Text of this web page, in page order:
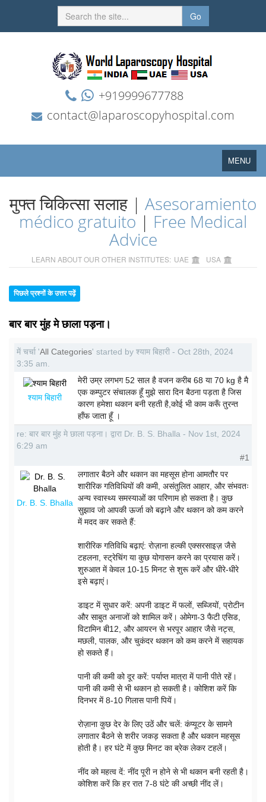
Go
+919999677788
contact@laparoscopyhospital.com
Toggle
navigation
MENU
मुफ्त चिकित्सा सलाह | Asesoramiento
médico gratuito| Free Medical
Advice
LEARN ABOUT OUR OTHER INSTITUTES: UAE USA
पिछले प्रश्नों के उत्तर पढ़ें
बार बार मुंह मे छाला पड़ना।
में चर्चा 'All Categories' started by श्याम बिहारी - Oct 28th, 2024
3:35 am.
श्याम बिहारी
मेरी उम्र लगभग 52 साल है वजन करीब 68 या 70 kg है मै
एक कम्पुटर संचालक हूँ मुझे सारा दिन बैठना पड़ता है जिस
कारण हमेशा थकान बनी रहती है,कोई भी काम करूँ तुरन्त
हाँफ जाता हूँ ।
re: बार बार मुंह मे छाला पड़ना। द्वारा Dr. B. S. Bhalla - Nov 1st, 2024
6:29 am
#1
Dr. B. S. Bhalla
लगातार बैठने और थकान का महसूस होना आमतौर पर
शारीरिक गतिविधियों की कमी, असंतुलित आहार, और संभवतः
अन्य स्वास्थ्य समस्याओं का परिणाम हो सकता है। कुछ
सुझाव जो आपकी ऊर्जा को बढ़ाने और थकान को कम करने
में मदद कर सकते हैं:
शारीरिक गतिविधि बढ़ाएं: रोज़ाना हल्की एक्सरसाइज़ जैसे
टहलना, स्ट्रेचिंग या कुछ योगासन करने का प्रयास करें।
शुरुआत में केवल 10-15 मिनट से शुरू करें और धीरे-धीरे
इसे बढ़ाएं।
डाइट में सुधार करें: अपनी डाइट में फलों, सब्जियों, प्रोटीन
और साबुत अनाजों को शामिल करें। ओमेगा-3 फैटी एसिड,
विटामिन बी12, और आयरन से भरपूर आहार जैसे नट्स,
मछली, पालक, और चुकंदर थकान को कम करने में सहायक
हो सकते हैं।
पानी की कमी को दूर करें: पर्याप्त मात्रा में पानी पीते रहें।
पानी की कमी से भी थकान हो सकती है। कोशिश करें कि
दिनभर में 8-10 गिलास पानी पियें।
रोज़ाना कुछ देर के लिए उठें और चलें: कंप्यूटर के सामने
लगातार बैठने से शरीर जकड़ सकता है और थकान महसूस
होती है। हर घंटे में कुछ मिनट का ब्रेक लेकर टहलें।
नींद को महत्व दें: नींद पूरी न होने से भी थकान बनी रहती है।
कोशिश करें कि हर रात 7-8 घंटे की अच्छी नींद लें।